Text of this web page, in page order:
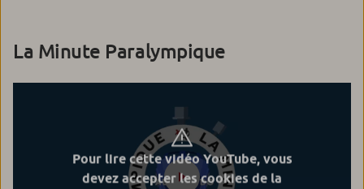
La Minute Paralympique
Pour lire cette vidéo YouTube, vous
devez accepter les cookies de la